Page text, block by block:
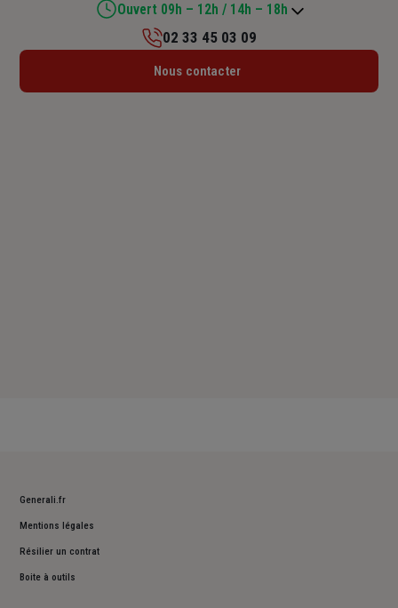
Ouvert 09h – 12h / 14h – 18h
Lundi : 09h – 12h / 14h – 18h
02 33 45 03 09
Nous contacter
Generali.fr
Mentions légales
Résilier un contrat
Boite à outils